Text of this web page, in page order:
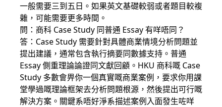
一般需要三到五日。如果英文基礎較弱或者題目較複
雜，可能需要更多時間。
問：商科 Case Study 同普通 Essay 有咩唔同？
答：Case Study 需要針對具體商業情境分析問題並
提出建議，通常包含執行摘要同數據支持。普通
Essay 側重理論論證同文獻回顧。HKU 商科嘅 Case
Study 多數會畀你一個真實嘅商業案例，要求你用課
堂學過嘅理論框架去分析問題根源，然後提出可行嘅
解決方案。關鍵系唔好淨系描述案例入面發生咗咩